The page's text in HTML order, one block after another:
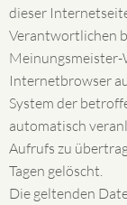
dieser
Verantwortlichen
Internetbrowser
System der
automatisch
Aufrufs zu
Tagen gelöscht.
Die geltenden